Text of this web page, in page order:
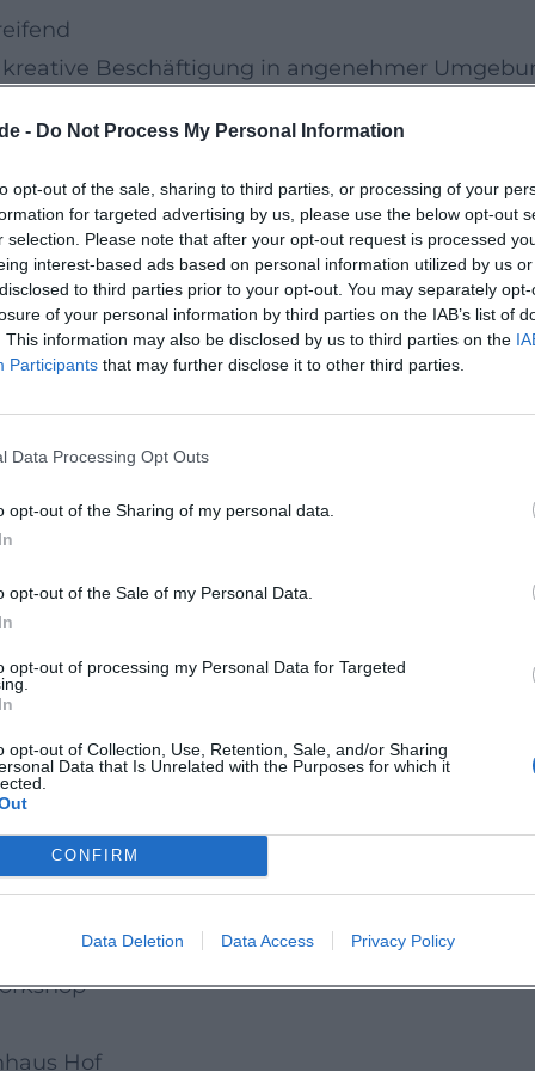
- Do Not Process My Personal Information
opt-out of the sale, sharing to third parties, or processing of your
for targeted advertising by us, please use the below opt-out
selection. Please note that after your opt-out request is processed
interest-based ads based on personal information utilized by us
to third parties prior to your opt-out. You may separately
of your personal information by third parties on the IAB’s list of
This information may also be disclosed by us to third parties on the
Participants that may further disclose it to other third parties.
Data Processing Opt Outs
opt-out of the Sharing of my personal data.
opt-out of the Sale of my Personal Data.
opt-out of processing my Personal Data for Targeted
opt-out of Collection, Use, Retention, Sale, and/or Sharing
Data that Is Unrelated with the Purposes for which it
CONFIRM
Data Deletion Data Access Privacy Policy
Beschäftigung in angenehmer
des Wittelsbacher Parks, und ist als
Wohlbefinden, strukturieren den Tag
zu werden.
handwerkliche Freude mit sozialem
nicht nur etwas Schönes gestalten,
Gerade für ältere Menschen ist das ein
Wertschätzung.
ruhiger Umgebung kreativ werden und
teilen. Wer Gemeinschaft erleben,
Vormittag genießen möchte, findet hier einen
bietet eine einladende Mischung aus
Miteinander. Wer in Hof einen wertvollen
dieses Angebot live besuchen.
Hof:
kinder-und-
Hof